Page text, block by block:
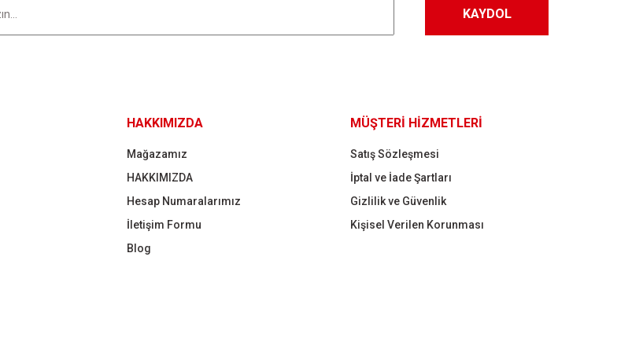
KAYDOL
HAKKIMIZDA
Mağazamız
HAKKIMIZDA
Hesap Numaralarımız
İletişim Formu
Blog
MÜŞTERİ HİZMETLERİ
Satış Sözleşmesi
İptal ve İade Şartları
Gizlilik ve Güvenlik
Kişisel Verilen Korunması